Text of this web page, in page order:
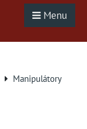
Menu
Manipulátory